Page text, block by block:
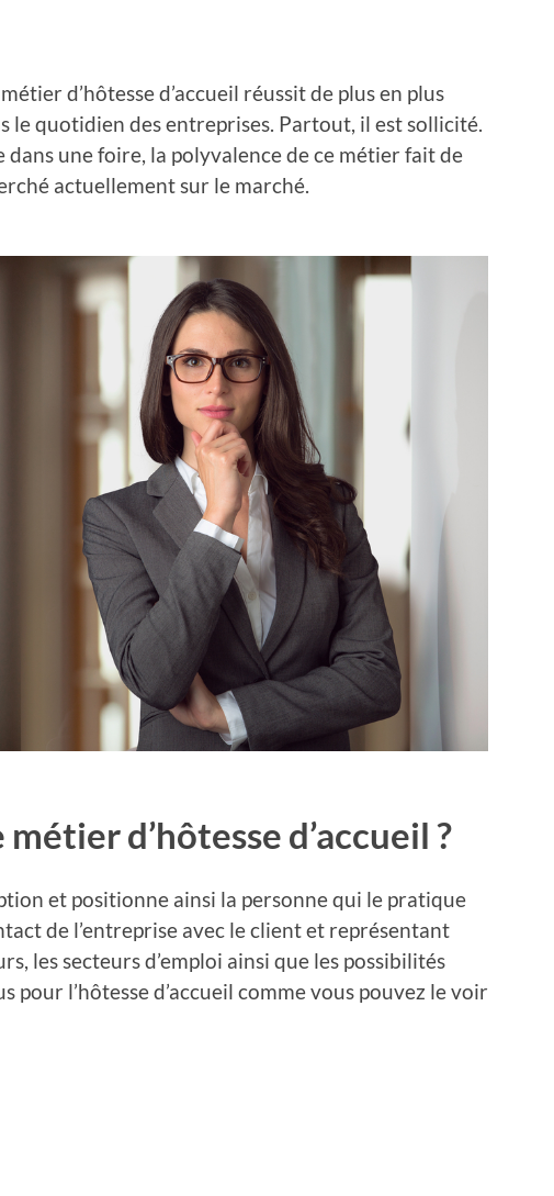
d’hôtesse d’accueil réussit de plus en plus
le quotidien des entreprises. Partout, il est sollicité.
dans une foire, la polyvalence de ce métier fait de
actuellement sur le marché.
d’hôtesse d’accueil ?
et positionne ainsi la personne qui le pratique
de l’entreprise avec le client et représentant
les secteurs d’emploi ainsi que les possibilités
pour l’hôtesse d’accueil comme vous pouvez le voir